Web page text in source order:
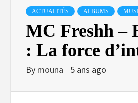
ACTUALITÉS ALBUMS
MC Freshh –
: La force
By mouna 5 ans ago